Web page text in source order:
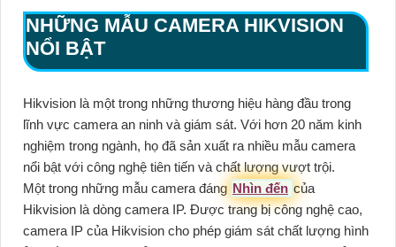
NHỮNG MẪU CAMERA HIKVISION
NỔI BẬT
Hikvision là một trong những thương hiệu hàng đầu trong
lĩnh vực camera an ninh và giám sát. Với hơn 20 năm kinh
nghiệm trong ngành, họ đã sản xuất ra nhiều mẫu camera
nổi bật với công nghệ tiên tiến và chất lượng vượt trội.
Một trong những mẫu camera đáng Nhìn đến của
Hikvision là dòng camera IP. Được trang bị công nghệ cao,
camera IP của Hikvision cho phép giám sát chất lượng hình